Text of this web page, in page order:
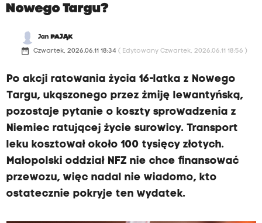
Nowego Targu?
Jan PAJĄK
date_range Czwartek, 2026.06.11 18:34 ( Edytowany Czwartek, 2026.06.11 18:56 )
Po akcji ratowania życia 16-latka z Nowego
Targu, ukąszonego przez żmiję lewantyńską,
pozostaje pytanie o koszty sprowadzenia z
Niemiec ratującej życie surowicy. Transport
leku kosztował około 100 tysięcy złotych.
Małopolski oddział NFZ nie chce finansować
przewozu, więc nadal nie wiadomo, kto
ostatecznie pokryje ten wydatek.